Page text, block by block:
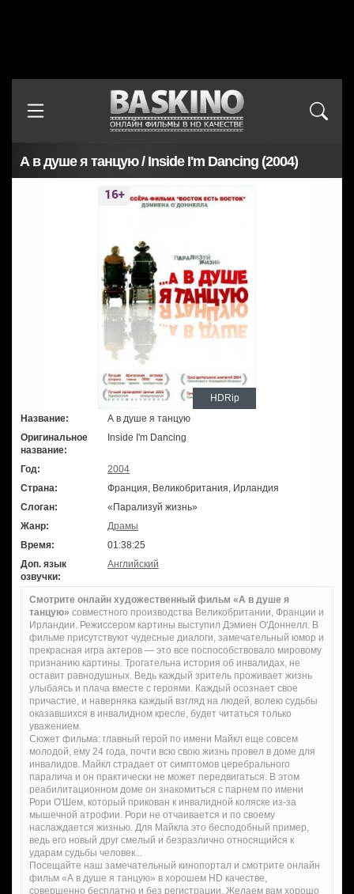
А в душе я танцую / Inside I'm Dancing (2004)
HDRip
Название:
А в душе я танцую
Оригинальное
название:
Inside I'm Dancing
Год:
2004
Страна:
Франция, Великобритания, Ирландия
Слоган:
«Парализуй жизнь»
Жанр:
Драмы
Время:
01:38:25
Доп. язык
озвучки:
Английский
Смотрите онлайн художественный фильм «А в душе я
танцую» совместного производства Великобритании, Франции и
Ирландии. Режиссером картины выступил Дэмиен О'Доннелл. В
фильме присутствуют чудесные диалоги, замечательный юмор и
прекрасная игра актеров — это все поспособствовало мировому
признанию картины. Трогательна история об инвалидах, не
оставит равнодушных. Ведь каждый зритель проживает жизнь
улыбаясь и плача вместе с героями. Каждый осознает свое
причастие, и наверняка каждый взгляд на людей, волею судьбы
оказавшихся в инвалидном кресле, будет читаться только
уважением.
Сюжет фильма: главный герой по имени Майкл еще совсем
молодой, ему 24 года, почти всю свою жизнь провел в доме для
инвалидов. Майкл страдает от симптомов церебрального
паралича и он практически не может передвигаться. В этом
реабилитационном доме он знакомиться с парнем по имени
Рори О'Шем, который прикован к инвалидной коляске из-за
мышечной атрофии. Рори не отчаивается и по своему
наслаждается жизнью. Для Майкла это бесподобный пример,
ведь его новый друг смелый и безразлично относящийся к
ударам судьбы человек...
Посещайте наш замечательный кинопортал и смотрите онлайн
фильм «А в душе я танцую» в хорошем HD качестве,
совершенно бесплатно и без регистрации. Желаем вам хорошо